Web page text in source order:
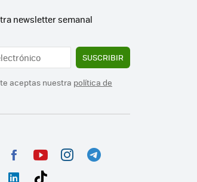
newsletter semanal
SUSCRIBIR
aceptas nuestra política de
Fac
You